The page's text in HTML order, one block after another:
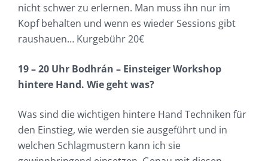
nicht schwer zu erlernen. Man muss ihn nur im
Kopf behalten und wenn es wieder Sessions gibt
raushauen… Kurgebühr 20€
19 – 20 Uhr Bodhrán – Einsteiger Workshop
hintere Hand. Wie geht was?
Was sind die wichtigen hintere Hand Techniken für
den Einstieg, wie werden sie ausgeführt und in
welchen Schlagmustern kann ich sie